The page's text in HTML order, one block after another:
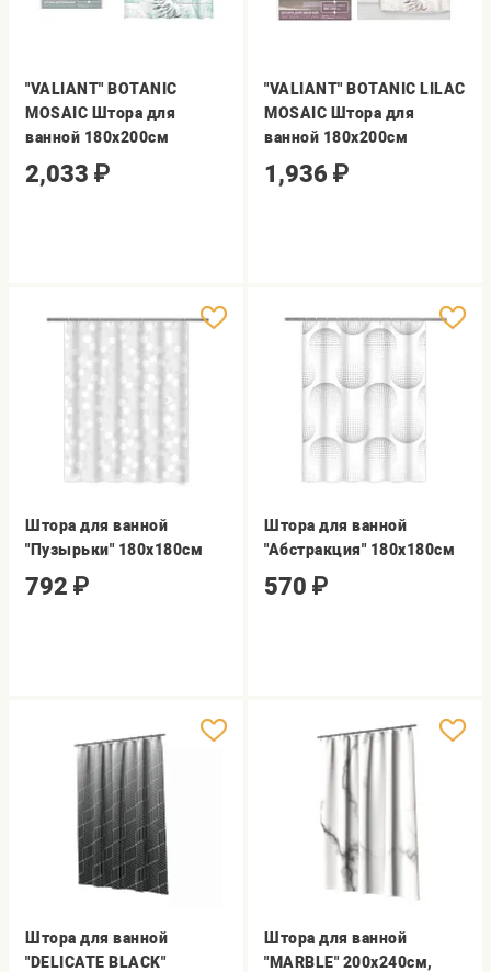
"VALIANT" BOTANIC
MOSAIC Штора для
ванной 180х200см
2,033 ₽
"VALIANT" BOTANIC LILAC
MOSAIC Штора для
ванной 180х200см
1,936 ₽
Штора для ванной
"Пузырьки" 180х180см
792 ₽
Штора для ванной
"Абстракция" 180х180см
570 ₽
Штора для ванной
"DELICATE BLACK"
Штора для ванной
"MARBLE" 200х240см,